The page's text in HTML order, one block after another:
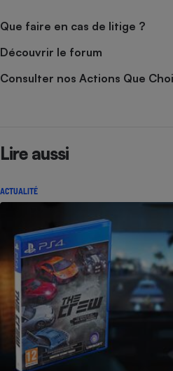
Que faire en cas de litige ?
Découvrir le forum
Consulter nos Actions Que
Lire aussi
ACTUALITÉ